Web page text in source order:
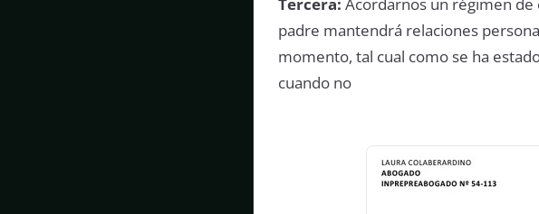
padre mantendrá relaciones
momento, tal cual como se ha
cuando no